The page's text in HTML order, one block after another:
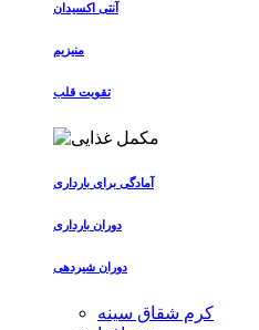
آنتی اکسیدان
منیزیم
تقویت قلب
آمادگی برای بارداری
دوران بارداری
دوران شیردهی
کرم شقاق سینه